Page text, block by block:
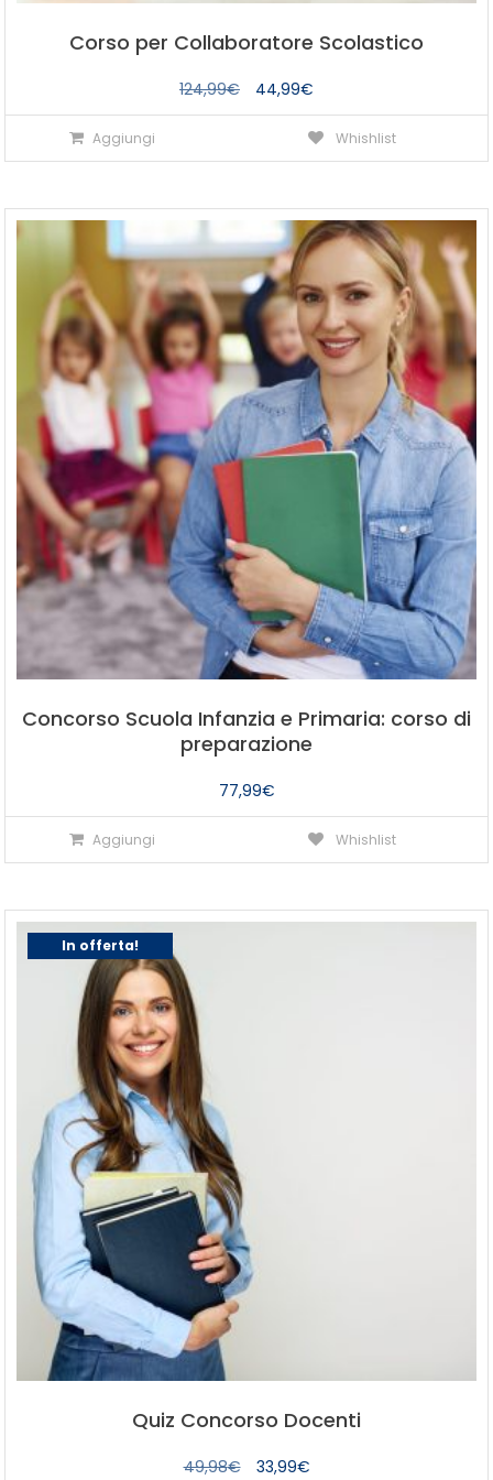
Corso per Collaboratore Scolastico
124,99€
Il
prezzo
originale
44,99€
prezzo
attuale
Aggiungi Whishlist
Concorso Scuola Infanzia e Primaria: corso di
preparazione
77,99€
Aggiungi Whishlist
In offerta!
Quiz Concorso Docenti
49,98€
Il
33,99€Il